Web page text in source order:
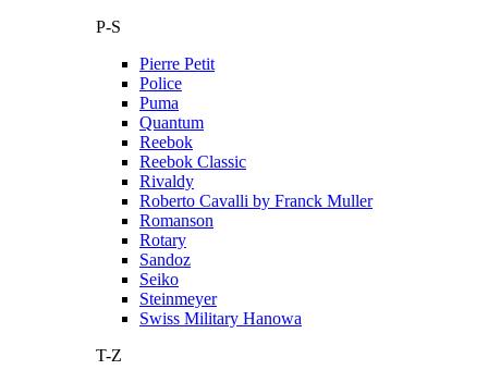
P-S
Pierre Petit
Police
Puma
Quantum
Reebok
Reebok Classic
Rivaldy
Roberto Cavalli by Franck Muller
Romanson
Rotary
Sandoz
Seiko
Steinmeyer
Swiss Military Hanowa
T-Z